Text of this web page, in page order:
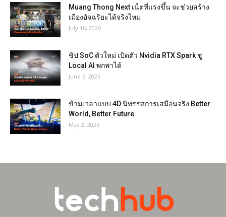
Muang Thong Next เน็ตที่แรงขึ้น จะช่วยสร้าง
เมืองอัจฉริยะได้จริงไหม
July 16, 2026
ชิป SoC ตัวใหม่ เปิดตัว Nvidia RTX Spark ชู
Local AI พกพาได้
June 5, 2026
ข้ามเวลาแบบ 4D นิทรรศการเสมือนจริง Better
World, Better Future
May 2, 2026